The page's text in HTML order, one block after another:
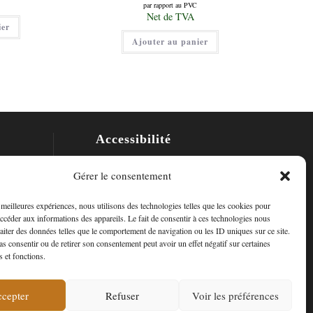
Gérer le consentement
expériences, nous utilisons des technologies telles que les cookies pour
aux informations des appareils. Le fait de consentir à ces technologies nous
des données telles que le comportement de navigation ou les ID uniques sur ce site.
consentir ou de retirer son consentement peut avoir un effet négatif sur certaines
et fonctions.
Refuser Voir les préférences
initial
était :
12,00 €.
par rapport au PVC
Le
prix
actuel
est :
10,00 €.
Net de TVA
Ajouter au panier
Accessibilité